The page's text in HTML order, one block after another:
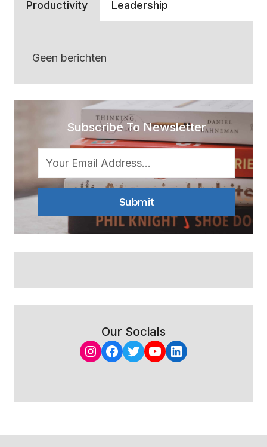
Productivity Leadership
Geen berichten
Subscribe To Newsletter
Submit
Our Socials
Instagram
Facebook
Twitter
YouTube
LinkedIn